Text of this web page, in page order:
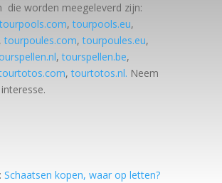
die worden meegeleverd zijn:
,tourpools.eu,
,tourpoules.com,tourpoules.eu,
,tourspellen.be,
,tourtotos.nl. Neem
Schaatsen kopen, waar op letten?